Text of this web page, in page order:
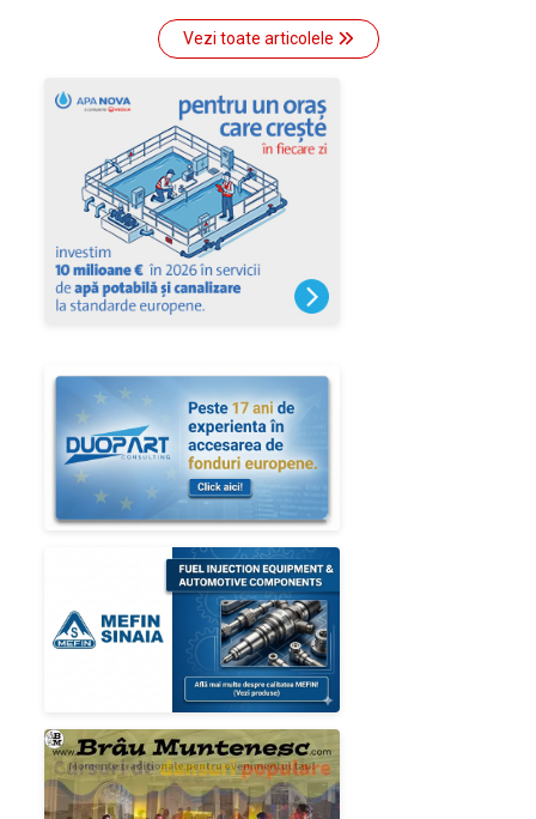
Vezi toate articolele